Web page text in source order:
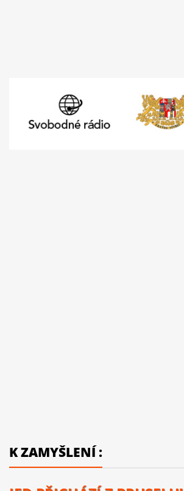
K ZAMYŠLENÍ :